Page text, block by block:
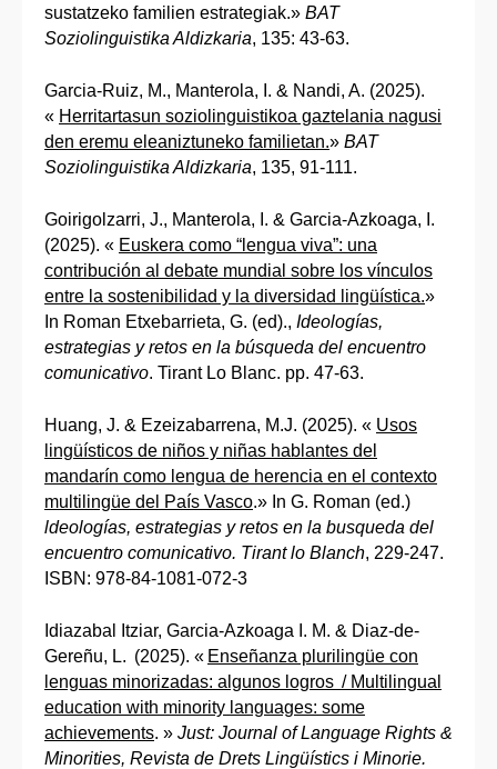
sustatzeko familien estrategiak.» BAT
Soziolinguistika Aldizkaria, 135: 43-63.
Garcia-Ruiz, M., Manterola, I. & Nandi, A. (2025).
« Herritartasun soziolinguistikoa gaztelania nagusi
den eremu eleaniztuneko familietan.» BAT
Soziolinguistika Aldizkaria, 135, 91-111.
Goirigolzarri, J., Manterola, I. & Garcia-Azkoaga, I.
(2025). « Euskera como “lengua viva”: una
contribución al debate mundial sobre los vínculos
entre la sostenibilidad y la diversidad lingüística.»
In Roman Etxebarrieta, G. (ed)., Ideologías,
estrategias y retos en la búsqueda del encuentro
comunicativo. Tirant Lo Blanc. pp. 47-63.
Huang, J. & Ezeizabarrena, M.J. (2025). « Usos
lingüísticos de niños y niñas hablantes del
mandarín como lengua de herencia en el contexto
multilingüe del País Vasco.» In G. Roman (ed.)
ldeologías, estrategias y retos en la busqueda del
encuentro comunicativo. Tirant lo Blanch, 229-247.
ISBN: 978-84-1081-072-3
Idiazabal Itziar, Garcia-Azkoaga I. M. & Diaz-de-
Gereñu, L. (2025). « Enseñanza plurilingüe con
lenguas minorizadas: algunos logros / Multilingual
education with minority languages: some
achievements. » Just: Journal of Language Rights &
Minorities, Revista de Drets Lingüístics i Minorie.